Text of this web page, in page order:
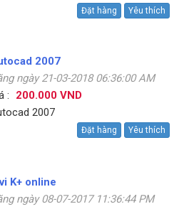
Đặt hàng Yêu thích
2007
ngày 21-03-2018 06:36:00 AM
:
200.000 VND
2007
Đặt hàng Yêu thích
K+ online
ngày 08-07-2017 11:36:44 PM